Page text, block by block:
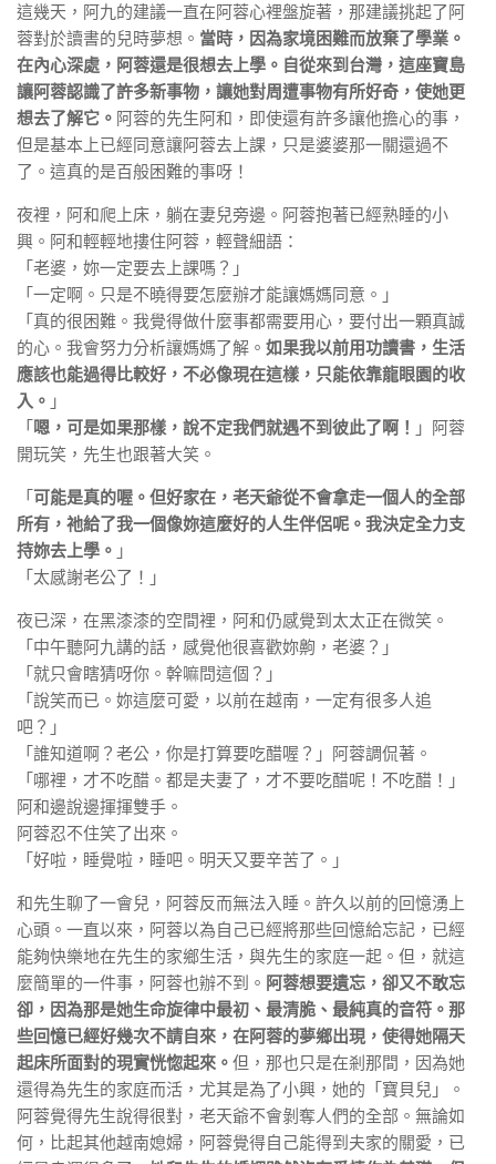
這幾天，阿九的建議一直在阿蓉心裡盤旋著，那建議挑起了阿
蓉對於讀書的兒時夢想。 當時，因為家境困難而放棄了學業。
在內心深處，阿蓉還是很想去上學。自從來到台灣，這座寶島
讓阿蓉認識了許多新事物，讓她對周遭事物有所好奇，使她更
想去了解它。 阿蓉的先生阿和，即使還有許多讓他擔心的事，
但是基本上已經同意讓阿蓉去上課，只是婆婆那一關還過不
了。這真的是百般困難的事呀！
夜裡，阿和爬上床，躺在妻兒旁邊。阿蓉抱著已經熟睡的小
興。阿和輕輕地摟住阿蓉，輕聲細語：
「老婆，妳一定要去上課嗎？」
「一定啊。只是不曉得要怎麼辦才能讓媽媽同意。」
「真的很困難。我覺得做什麼事都需要用心，要付出一顆真誠
的心。我會努力分析讓媽媽了解。 如果我以前用功讀書，生活
應該也能過得比較好，不必像現在這樣，只能依靠龍眼園的收
入。 」
「 嗯，可是如果那樣，說不定我們就遇不到彼此了啊！ 」阿蓉
開玩笑，先生也跟著大笑。
「 可能是真的喔。但好家在，老天爺從不會拿走一個人的全部
所有，祂給了我一個像妳這麼好的人生伴侶呢。我決定全力支
持妳去上學。 」
「太感謝老公了！」
夜已深，在黑漆漆的空間裡，阿和仍感覺到太太正在微笑。
「中午聽阿九講的話，感覺他很喜歡妳齁，老婆？」
「就只會瞎猜呀你。幹嘛問這個？」
「說笑而已。妳這麼可愛，以前在越南，一定有很多人追
吧？」
「誰知道啊？老公，你是打算要吃醋喔？」阿蓉調侃著。
「哪裡，才不吃醋。都是夫妻了，才不要吃醋呢！不吃醋！」
阿和邊說邊揮揮雙手。
阿蓉忍不住笑了出來。
「好啦，睡覺啦，睡吧。明天又要辛苦了。」
和先生聊了一會兒，阿蓉反而無法入睡。許久以前的回憶湧上
心頭。一直以來，阿蓉以為自己已經將那些回憶給忘記，已經
能夠快樂地在先生的家鄉生活，與先生的家庭一起。但，就這
麼簡單的一件事，阿蓉也辦不到。 阿蓉想要遺忘，卻又不敢忘
卻，因為那是她生命旋律中最初、最清脆、最純真的音符。那
些回憶已經好幾次不請自來，在阿蓉的夢鄉出現，使得她隔天
起床所面對的現實恍惚起來。 但，那也只是在剎那間，因為她
還得為先生的家庭而活，尤其是為了小興，她的「寶貝兒」。
阿蓉覺得先生說得很對，老天爺不會剝奪人們的全部。無論如
何，比起其他越南媳婦，阿蓉覺得自己能得到夫家的關愛，已